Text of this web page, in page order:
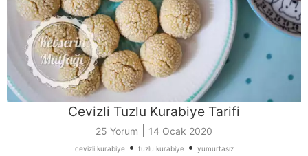
Cevizli Tuzlu Kurabiye Tarifi
25 Yorum 14 Ocak 2020
cevizli kurabiye• tuzlu kurabiye• yumurtasız